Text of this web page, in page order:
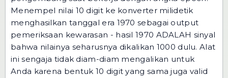
Menempel nilai 10 digit ke konverter milidetik
menghasilkan tanggal era 1970 sebagai output
pemeriksaan kewarasan - hasil 1970 ADALAH sinyal
bahwa nilainya seharusnya dikalikan 1000 dulu. Alat
ini sengaja tidak diam-diam mengalikan untuk
Anda karena bentuk 10 digit yang sama juga valid